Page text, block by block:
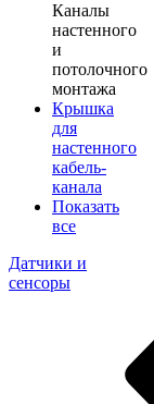
Каналы
настенного
и
потолочного
монтажа
Крышка
для
настенного
кабель-
канала
Показать
все
Датчики и
сенсоры